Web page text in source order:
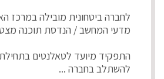
לחברה ביטחונית מובילה במרכז
מדעי המחשב / הנדסת תוכנה
התפקיד מיועד לטאלנטים
להשתלב בחברה ...